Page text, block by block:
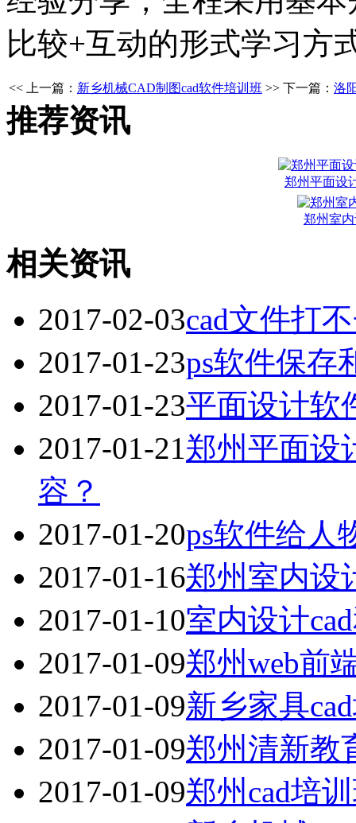
比较+互动的形式学习方
<< 上一篇： 新乡机械CAD制图cad软件培训班 >> 下一篇： 洛
推荐资讯
郑州平面设
郑州室
相关资讯
2017-02-03cad文件打
2017-01-23ps软件保存
2017-01-23平面设计软
2017-01-21郑州平面设
容？
2017-01-20ps软件给人
2017-01-16郑州室内设
2017-01-10室内设计
2017-01-09郑州web前
2017-01-09新乡家具
2017-01-09郑州清新教
2017-01-09郑州cad培